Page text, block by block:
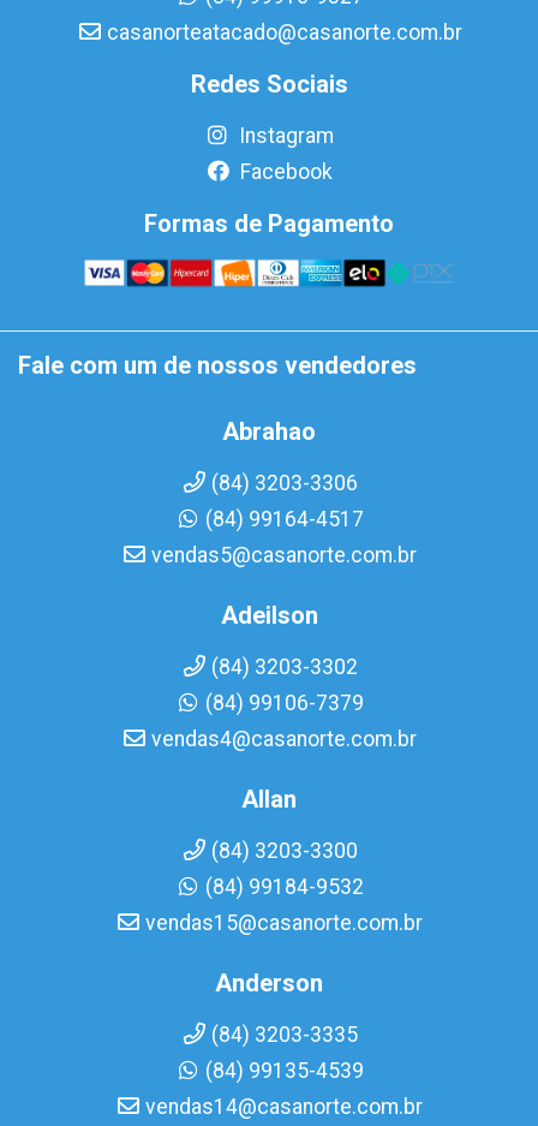
casanorteatacado@casanorte.com.br
Redes Sociais
Instagram
Facebook
Formas de Pagamento
Fale com um de nossos vendedores
Abrahao
(84) 3203-3306
(84) 99164-4517
vendas5@casanorte.com.br
Adeilson
(84) 3203-3302
(84) 99106-7379
vendas4@casanorte.com.br
Allan
(84) 3203-3300
(84) 99184-9532
vendas15@casanorte.com.br
Anderson
(84) 3203-3335
(84) 99135-4539
vendas14@casanorte.com.br